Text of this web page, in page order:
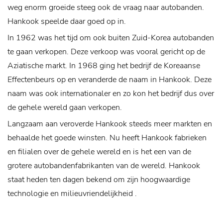
weg enorm groeide steeg ook de vraag naar autobanden.
Hankook speelde daar goed op in.
In 1962 was het tijd om ook buiten Zuid-Korea autobanden
te gaan verkopen. Deze verkoop was vooral gericht op de
Aziatische markt. In 1968 ging het bedrijf de Koreaanse
Effectenbeurs op en veranderde de naam in Hankook. Deze
naam was ook internationaler en zo kon het bedrijf dus over
de gehele wereld gaan verkopen.
Langzaam aan veroverde Hankook steeds meer markten en
behaalde het goede winsten. Nu heeft Hankook fabrieken
en filialen over de gehele wereld en is het een van de
grotere autobandenfabrikanten van de wereld. Hankook
staat heden ten dagen bekend om zijn hoogwaardige
technologie en milieuvriendelijkheid .